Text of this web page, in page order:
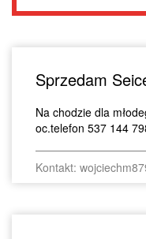
Sprzedam
Na chodzie dla
oc.telefon 537 144
Kontakt: